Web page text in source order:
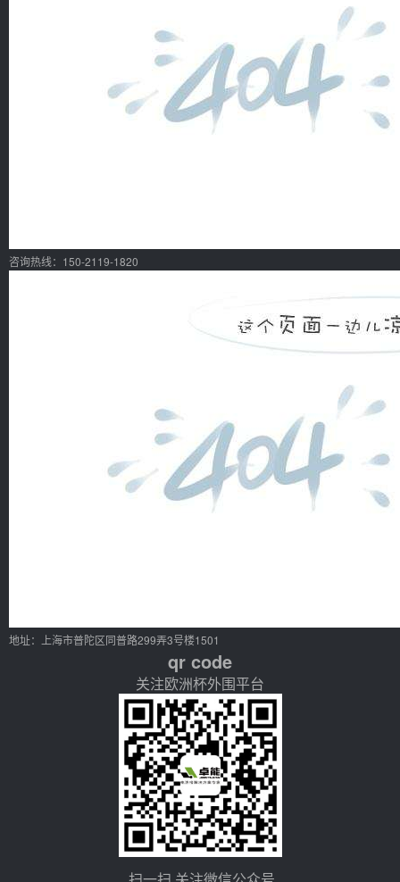
咨询热线：150-2119-1820
地址：上海市普陀区同普路299弄3号楼1501
qr code
关注欧洲杯外围平台